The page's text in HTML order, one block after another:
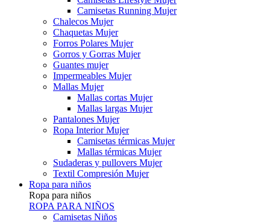
Camisetas Running Mujer
Chalecos Mujer
Chaquetas Mujer
Forros Polares Mujer
Gorros y Gorras Mujer
Guantes mujer
Impermeables Mujer
Mallas Mujer
Mallas cortas Mujer
Mallas largas Mujer
Pantalones Mujer
Ropa Interior Mujer
Camisetas térmicas Mujer
Mallas térmicas Mujer
Sudaderas y pullovers Mujer
Textil Compresión Mujer
Ropa para niños
Ropa para niños
ROPA PARA NIÑOS
Camisetas Niños